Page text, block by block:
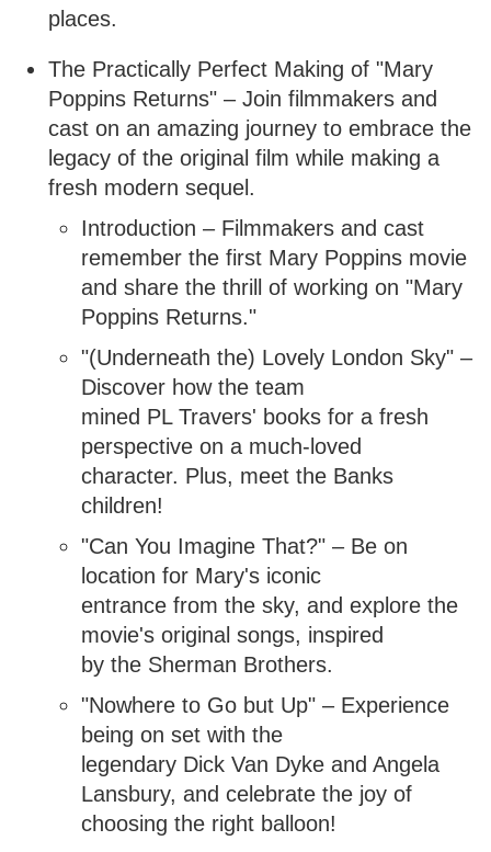
places.
The Practically Perfect Making of "Mary
Poppins Returns" – Join filmmakers and
cast on an amazing journey to embrace the
legacy of the original film while making a
fresh modern sequel.
Introduction – Filmmakers and cast
remember the first Mary Poppins movie
and share the thrill of working on "Mary
Poppins Returns."
"(Underneath the) Lovely London Sky" –
Discover how the team
mined PL Travers' books for a fresh
perspective on a much-loved
character. Plus, meet the Banks
children!
"Can You Imagine That?" – Be on
location for Mary's iconic
entrance from the sky, and explore the
movie's original songs, inspired
by the Sherman Brothers.
"Nowhere to Go but Up" – Experience
being on set with the
legendary Dick Van Dyke and Angela
Lansbury, and celebrate the joy of
choosing the right balloon!